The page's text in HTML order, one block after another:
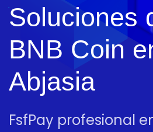
Soluciones
BNB Coin
Abjasia
FsfPay profesional